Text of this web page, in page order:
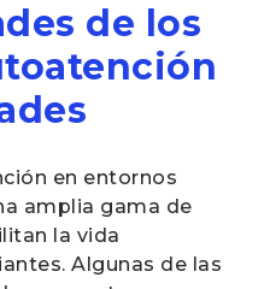
de los
en entornos
amplia gama de
la vida
Algunas de las